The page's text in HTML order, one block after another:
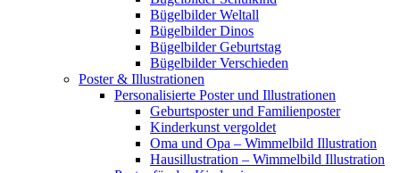
Bügelbilder Weltall
Bügelbilder Dinos
Bügelbilder Geburtstag
Bügelbilder Verschieden
Poster & Illustrationen
Personalisierte Poster und Illustrationen
Geburtsposter und Familienposter
Kinderkunst vergoldet
Oma und Opa – Wimmelbild Illustration
Hausillustration – Wimmelbild Illustration